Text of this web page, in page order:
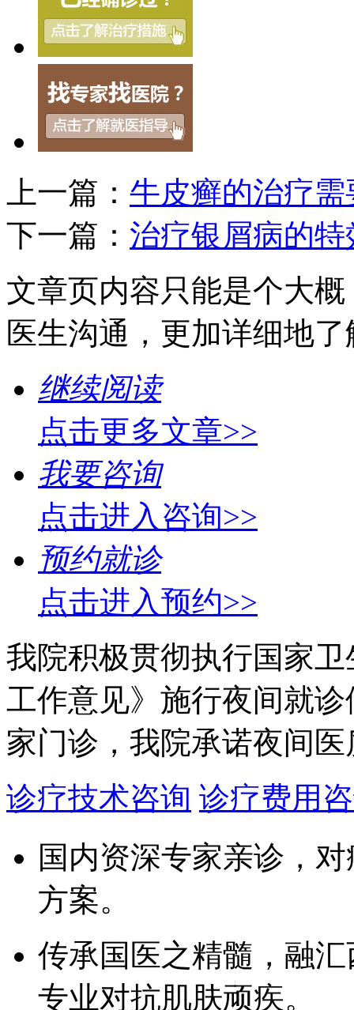
上一篇： 牛皮癣的治疗需
下一篇： 治疗银屑病的
文章页内容只能是个大
医生沟通，更加详细地
继续阅读
点击更多文章>>
我要咨询
点击进入咨询>>
预约就诊
点击进入预约>>
我院积极贯彻执行国家
工作意见》施行夜间就
家门诊，我院承诺夜间
诊疗技术咨询 诊疗费用
国内资深专家亲诊，
方案。
传承国医之精髓，融
专业对抗肌肤顽疾。